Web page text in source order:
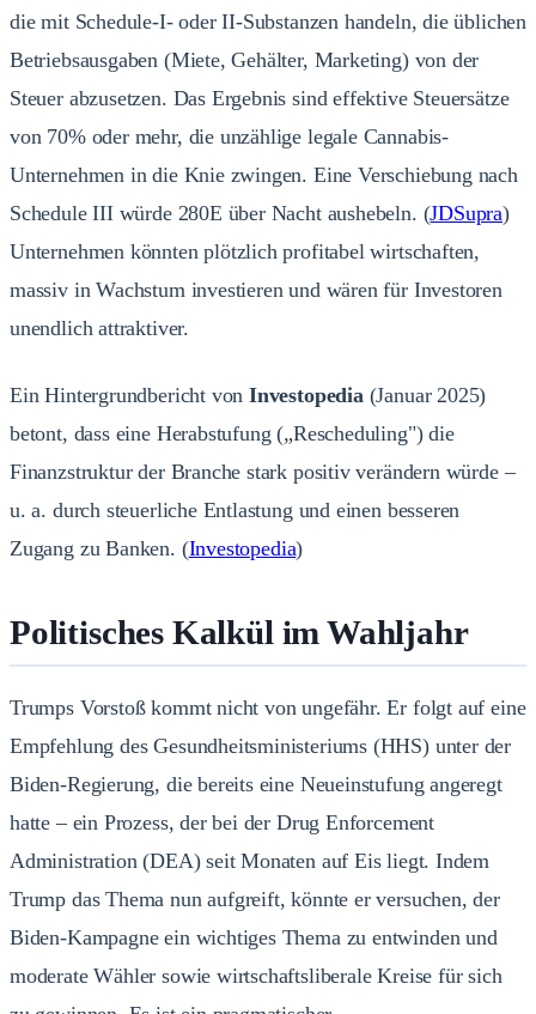
die mit Schedule-I- oder II-Substanzen handeln, die üblichen
Betriebsausgaben (Miete, Gehälter, Marketing) von der
Steuer abzusetzen. Das Ergebnis sind effektive Steuersätze
von 70% oder mehr, die unzählige legale Cannabis-
Unternehmen in die Knie zwingen. Eine Verschiebung nach
Schedule III würde 280E über Nacht aushebeln. (JDSupra)
Unternehmen könnten plötzlich profitabel wirtschaften,
massiv in Wachstum investieren und wären für Investoren
unendlich attraktiver.
Ein Hintergrundbericht vonInvestopedia(Januar 2025)
betont, dass eine Herabstufung („Rescheduling") die
Finanzstruktur der Branche stark positiv verändern würde –
u. a. durch steuerliche Entlastung und einen besseren
Zugang zu Banken. (Investopedia)
Politisches Kalkül im Wahljahr
Trumps Vorstoß kommt nicht von ungefähr. Er folgt auf eine
Empfehlung des Gesundheitsministeriums (HHS) unter der
Biden-Regierung, die bereits eine Neueinstufung angeregt
hatte – ein Prozess, der bei der Drug Enforcement
Administration (DEA) seit Monaten auf Eis liegt. Indem
Trump das Thema nun aufgreift, könnte er versuchen, der
Biden-Kampagne ein wichtiges Thema zu entwinden und
moderate Wähler sowie wirtschaftsliberale Kreise für sich